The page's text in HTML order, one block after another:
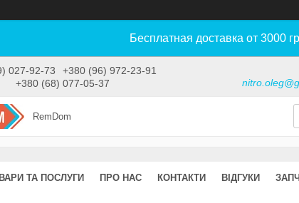
Бесплатная доставка от 3000
027-92-73
+380 (96) 972-23-91
+380 (68) 077-05-37
RemDom
ТА ПОСЛУГИ ПРО НАС КОНТАКТИ ВІДГУКИ